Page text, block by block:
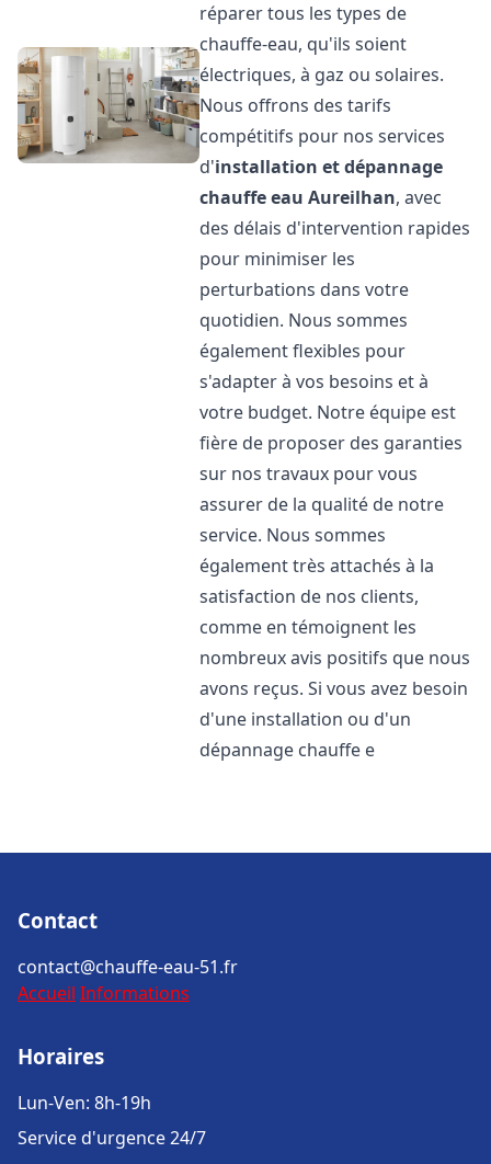
réparer tous les types de
chauffe-eau, qu'ils soient
électriques, à gaz ou solaires.
Nous offrons des tarifs
compétitifs pour nos services
d'installation et dépannage
chauffe eau Aureilhan, avec
des délais d'intervention rapides
pour minimiser les
perturbations dans votre
quotidien. Nous sommes
également flexibles pour
s'adapter à vos besoins et à
votre budget. Notre équipe est
fière de proposer des garanties
sur nos travaux pour vous
assurer de la qualité de notre
service. Nous sommes
également très attachés à la
satisfaction de nos clients,
comme en témoignent les
nombreux avis positifs que nous
avons reçus. Si vous avez besoin
d'une installation ou d'un
dépannage chauffe e
Contact
contact@chauffe-eau-51.fr
Accueil Informations
Horaires
Lun-Ven: 8h-19h
Service d'urgence 24/7